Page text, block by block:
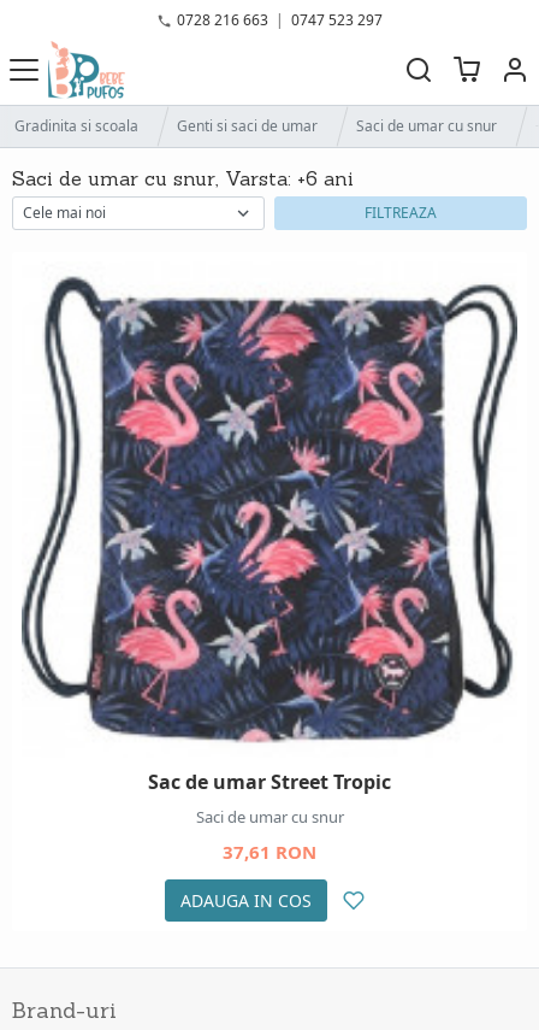
0728 216 663 | 0747 523 297
Gradinita si scoala Genti si saci de umar Saci de umar cu snur
Saci de umar cu snur, Varsta: +6 ani
FILTREAZA
Sac de umar Street Tropic
Saci de umar cu snur
37,61 RON
ADAUGA IN COS
Brand-uri